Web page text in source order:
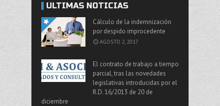
ÚLTIMAS NOTICIAS
Cálculo de la indemnización
por despido improcedente
AGOSTO 2, 2017
El contrato de trabajo a tiempo
parcial, tras las novedades
legislativas introducidas por el
R.D. 16/2013 de 20 de
diciembre